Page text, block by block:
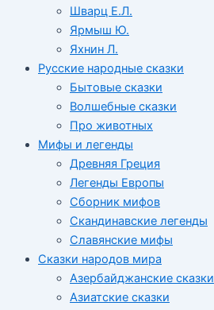
Шварц Е.Л.
Ярмыш Ю.
Яхнин Л.
Русские народные сказки
Бытовые сказки
Волшебные сказки
Про животных
Мифы и легенды
Древняя Греция
Легенды Европы
Сборник мифов
Скандинавские легенды
Славянские мифы
Сказки народов мира
Азербайджанские сказки
Азиатские сказки